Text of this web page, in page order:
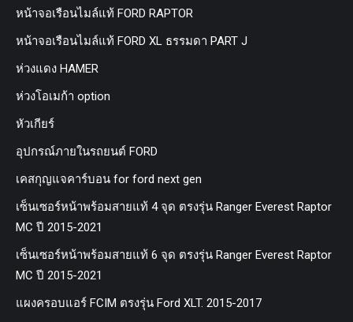
หน้าจอเรือนไมล์แท้ FORD RAPTOR
หน้าจอเรือนไมล์แท้ FORD XL ธรรมดา PART J
ห่วงแดง HAMER
ห่วงโอเมก้า option
หัวเกียร์
อุปกรณ์ภายในรถยนต์ FORD
เคสกุญแจคาร์บอน for ford next gen
เซ็นเซอร์หน้าพร้อมสายแท้ 4 จุด ตรงรุ่น Ranger Everest Raptor
MC ปี 2015-2021
เซ็นเซอร์หน้าพร้อมสายแท้ 6 จุด ตรงรุ่น Ranger Everest Raptor
MC ปี 2015-2021
แผงครอบแอร์ FCIM ตรงรุ่น Ford XLT. 2015-2017